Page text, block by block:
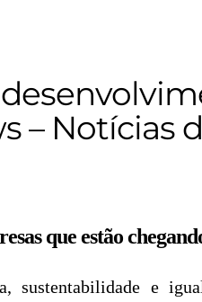
– Notícias
que estão
sustentabilidade e